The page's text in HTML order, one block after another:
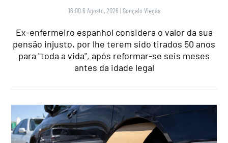
16:00 6 Agosto, 2026 | Gonçalo Viegas
Ex-enfermeiro espanhol considera o valor da sua
pensão injusto, por lhe terem sido tirados 50 anos
para "toda a vida", após reformar-se seis meses
antes da idade legal